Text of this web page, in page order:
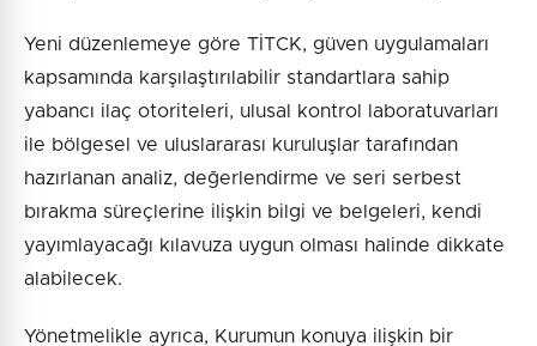
Yeni düzenlemeye göre TİTCK, güven uygulamaları
kapsamında karşılaştırılabilir standartlara sahip
yabancı ilaç otoriteleri, ulusal kontrol laboratuvarları
ile bölgesel ve uluslararası kuruluşlar tarafından
hazırlanan analiz, değerlendirme ve seri serbest
bırakma süreçlerine ilişkin bilgi ve belgeleri, kendi
yayımlayacağı kılavuza uygun olması halinde dikkate
alabilecek.
Yönetmelikle ayrıca, Kurumun konuya ilişkin bir